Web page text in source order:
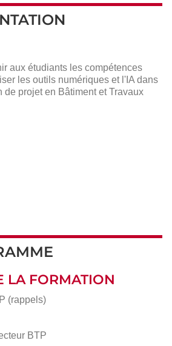
aux étudiants les compétences
les outils numériques et l'IA dans
de projet en Bâtiment et Travaux
LA FORMATION
(rappels)
BTP